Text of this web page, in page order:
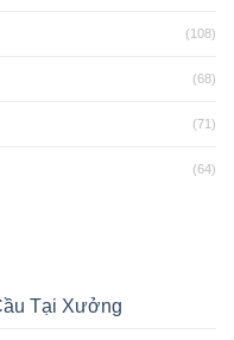
(108)
(68)
(71)
(64)
Tại Xưởng